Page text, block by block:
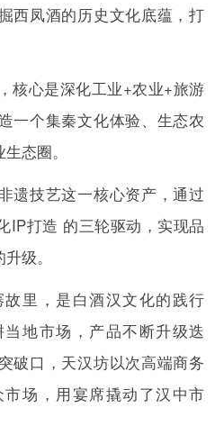
西凤酒的历史文化底蕴，打
核心是深化工业+农业+旅游
一个集秦文化体验、生态农
态圈。
遗技艺这一核心资产，通过
IP打造 的三轮驱动，实现品
级。
里，是白酒汉文化的践行
地市场，产品不断升级迭
破口，天汉坊以次高端商务
场，用宴席撬动了汉中市